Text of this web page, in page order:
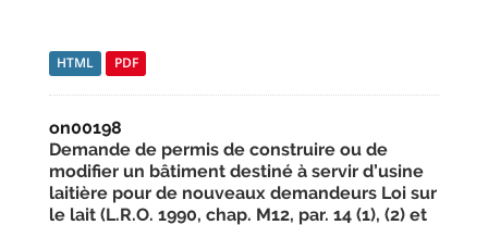
HTML PDF
on00198
Demande de permis de construire ou de
modifier un bâtiment destiné à servir d’usine
laitière pour de nouveaux demandeurs Loi sur
le lait (L.R.O. 1990, chap. M12, par. 14 (1), (2) et